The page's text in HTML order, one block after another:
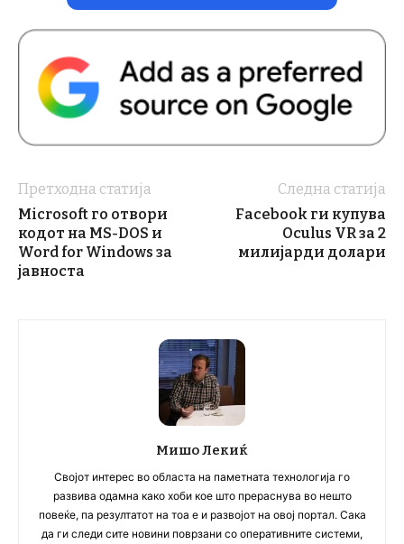
Претходна статија
Microsoft го отвори
кодот на MS-DOS и
Word for Windows за
јавноста
Следна статија
Facebook ги купува
Oculus VR за 2
милијарди долари
Мишо Лекиќ
Својот интерес во областа на паметната технологија го
развива одамна како хоби кое што прераснува во нешто
повеќе, па резултатот на тоа е и развојот на овој портал. Сака
да ги следи сите новини поврзани со оперативните системи,